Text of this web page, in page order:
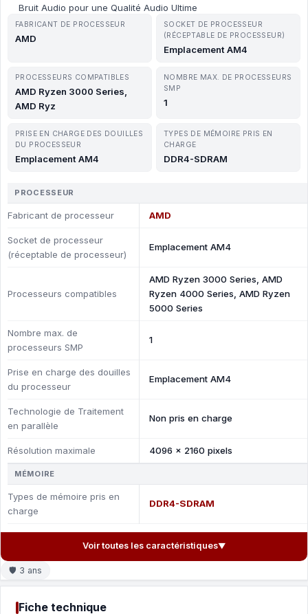
Bruit Audio pour une Qualité Audio Ultime
FABRICANT DE PROCESSEUR
AMD
SOCKET DE PROCESSEUR
(RÉCEPTABLE DE PROCESSEUR)
Emplacement AM4
PROCESSEURS COMPATIBLES
AMD Ryzen 3000 Series,
AMD Ryz
NOMBRE MAX. DE PROCESSEURS
SMP
1
PRISE EN CHARGE DES DOUILLES
DU PROCESSEUR
Emplacement AM4
TYPES DE MÉMOIRE PRIS EN
CHARGE
DDR4-SDRAM
PROCESSEUR
Fabricant de processeur AMD
Socket de processeur
(réceptable de processeur)
Emplacement AM4
Processeurs compatibles
AMD Ryzen 3000 Series, AMD
Ryzen 4000 Series, AMD Ryzen
5000 Series
Nombre max. de
processeurs SMP
1
Prise en charge des douilles
du processeur
Emplacement AM4
Technologie de Traitement
en parallèle
Non pris en charge
Résolution maximale 4096 x 2160 pixels
MÉMOIRE
Types de mémoire pris en
charge
DDR4-SDRAM
Voir toutes les caractéristiques▼
🛡 3 ans
Fiche technique